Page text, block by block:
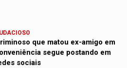
que matou ex-amigo em
segue postando em
sociais